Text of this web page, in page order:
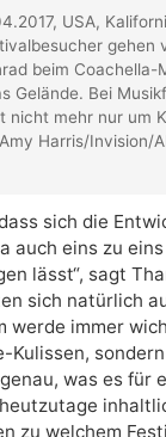
USA,
gehen
beim Coachella-
Gelände. Bei
nicht mehr nur um
Amy Harris/Invision/
sich die
auch eins zu
lässt“, sagt
sich natürlich
werde immer
Kulissen,
was es für
zu welchem